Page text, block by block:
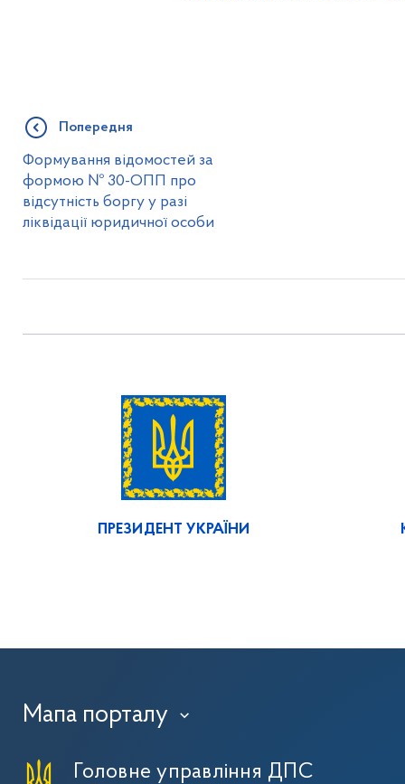
Попередня
Формування відомостей за
формою № 30-ОПП про
відсутність боргу у разі
ліквідації юридичної особи
ПРЕЗИДЕНТ УКРАЇНИ
Мапа порталу ›
Головне управління ДПС